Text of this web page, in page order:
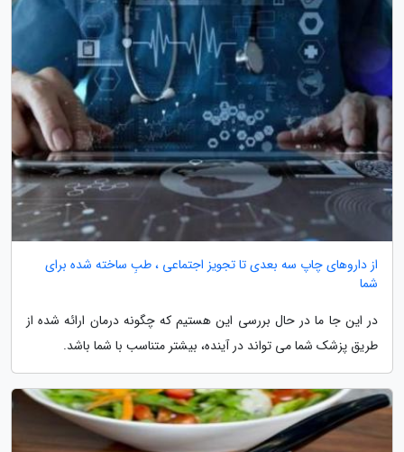
از داروهای چاپ سه بعدی تا تجویز اجتماعی ، طبِ ساخته شده برای
شما
در این جا ما در حال بررسی این هستیم که چگونه درمان ارائه شده از
طریق پزشک شما می تواند در آینده، بیشتر متناسب با شما باشد.